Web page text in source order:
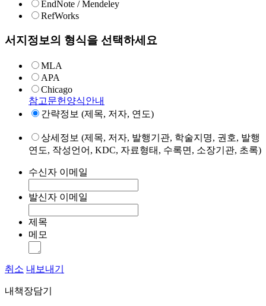
EndNote / Mendeley
RefWorks
서지정보의 형식을 선택하세요
MLA
APA
Chicago
참고문헌양식안내
간략정보 (제목, 저자, 연도)
상세정보 (제목, 저자, 발행기관, 학술지명, 권호, 발행
연도, 작성언어, KDC, 자료형태, 수록면, 소장기관, 초록)
수신자 이메일
발신자 이메일
제목
메모
취소 내보내기
내책장담기